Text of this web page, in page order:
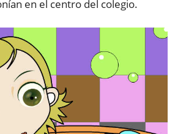
en el centro del colegio.